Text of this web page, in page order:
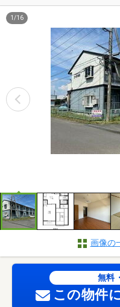
1 /16
画像の
無料
この物件